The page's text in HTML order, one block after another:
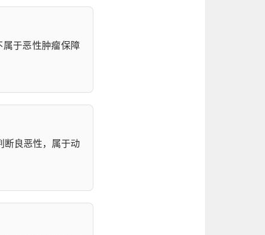
于恶性肿瘤保障
良恶性，属于动